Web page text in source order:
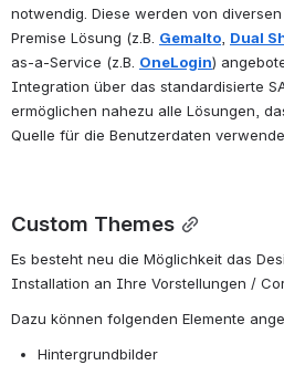
notwendig. Diese werden von
Premise Lösung (z.B. Gemalto, Dual
as-a-Service (z.B. OneLogin)
Integration über das standardisierte
ermöglichen nahezu alle Lösungen,
Quelle für die Benutzerdaten
Custom Themes
Es besteht neu die Möglichkeit das
Installation an Ihre Vorstellungen /
Dazu können folgenden Elemente
Hintergrundbilder